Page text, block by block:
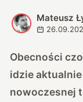
M
Mateusz
Obecności
idzie
nowoczesnej